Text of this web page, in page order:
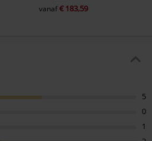
vanaf€ 183,59
5
0
1